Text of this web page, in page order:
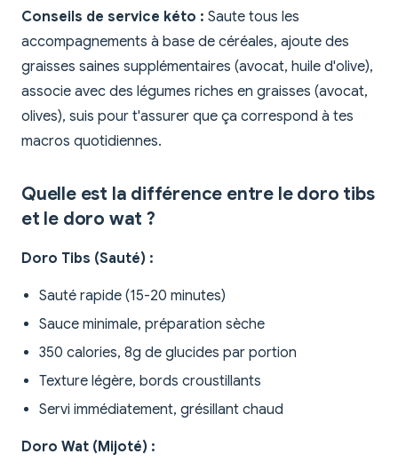
Conseils de service kéto : Saute tous les
accompagnements à base de céréales, ajoute des
graisses saines supplémentaires (avocat, huile d'olive),
associe avec des légumes riches en graisses (avocat,
olives), suis pour t'assurer que ça correspond à tes
macros quotidiennes.
Quelle est la différence entre le doro tibs
et le doro wat ?
Doro Tibs (Sauté) :
Sauté rapide (15-20 minutes)
Sauce minimale, préparation sèche
350 calories, 8g de glucides par portion
Texture légère, bords croustillants
Servi immédiatement, grésillant chaud
Doro Wat (Mijoté) :